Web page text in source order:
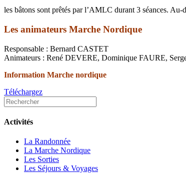
les bâtons sont prêtés par l’AMLC durant 3 séances.
Les animateurs Marche Nordique
Responsable : Bernard CASTET
Animateurs : René DEVERE, Dominique FAURE,
Information Marche nordique
Téléchargez
Activités
La Randonnée
La Marche Nordique
Les Sorties
Les Séjours & Voyages